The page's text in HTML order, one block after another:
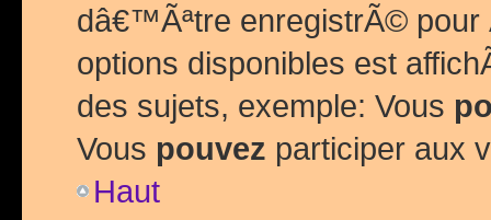
dâ€™Ãªtre enregistrÃ©
options disponibles est
des sujets, exemple: Vous
Vous pouvez participer aux
Haut